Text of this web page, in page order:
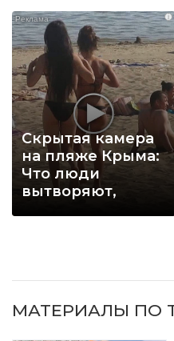
i
Скрытая камера
на пляже Крыма:
Что люди
вытворяют,
МАТЕРИАЛЫ ПО